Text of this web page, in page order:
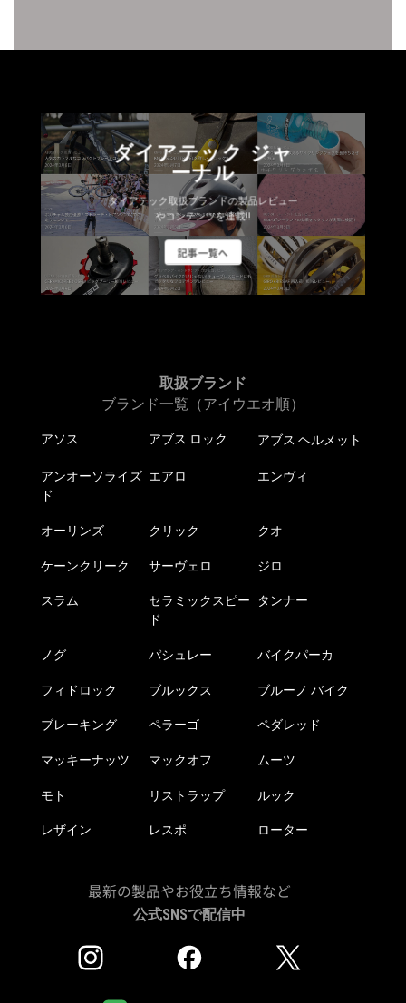
ダイアテック ジャ
ーナル
ダイアテック取扱ブランドの製品レビュー
やコンテンツを連載!!
記事一覧へ
取扱ブランド
ブランド一覧（アイウエオ順）
アソス アブス ロック アブス ヘルメット
アンオーソライズ
ド
エアロ エンヴィ
オーリンズ クリック クオ
ケーンクリーク サーヴェロ ジロ
スラム
セラミックスピー
ド
タンナー
ノグ パシュレー バイクパーカ
フィドロック ブルックス ブルーノ バイク
ブレーキング ペラーゴ ペダレッド
マッキーナッツ マックオフ ムーツ
モト リストラップ ルック
レザイン レスポ ローター
最新の製品やお役立ち情報など
公式SNSで配信中